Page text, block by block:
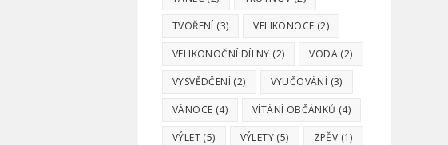
TVOŘENÍ (3) VELIKONOCE (2)
VELIKONOČNÍ DÍLNY (2) VODA (2)
VYSVĚDČENÍ (2) VYUČOVÁNÍ (3)
VÁNOCE (4) VÍTÁNÍ OBČÁNKŮ (4)
VÝLET (5) VÝLETY (5) ZPĚV (1)